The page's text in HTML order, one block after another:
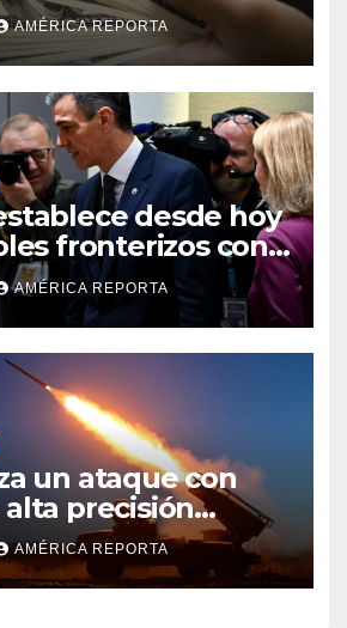
para un paquete de
AMÉRICA REPORTA
desde hoy
fronterizos con
rechazo de Roma
restricciones
AMÉRICA REPORTA
un ataque con
precisión
militar en
AMÉRICA REPORTA